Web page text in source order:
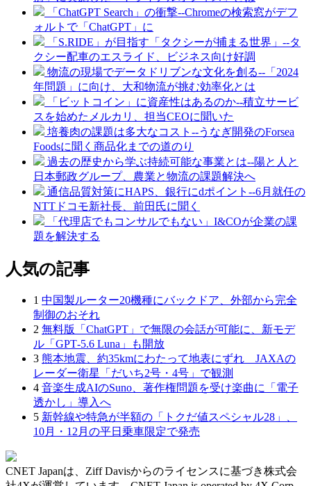
「ChatGPT Search」の衝撃--Chromeの検索窓がデフ
ォルトで「ChatGPT」に
「S.RIDE」が目指す「タクシーが捕まる世界」--タ
クシー配車のエスライド、ビジネス向け好調
物流の現場でデータドリブンな文化を創る--「2024
年問題」に向け、大和物流が挑む効率化とは
「ビットコイン」に資産性はあるのか--積立サービ
スを始めたメルカリ、担当CEOに聞いた
培養肉の課題は多大なコスト--うなぎ開発のForsea
Foodsに聞く商品化までの道のり
過去の歴史から学ぶ持続可能な事業とは--陽と人と
日本郵政グループ、農業と物流の課題解決へ
通信品質対策にHAPS、銀行にdポイント--6月就任の
NTTドコモ新社長、前田氏に聞く
「代理店でもコンサルでもない」I&COが企業の課
題を解決する
人気の記事
1 中国製ルーター20機種にバックドア、外部から完全
制御のおそれ
2 無料版「ChatGPT」で無限の会話が可能に、新モデ
ル「GPT‑5.6 Luna」も開放
3 熊本地震、約35kmにわたって地表にずれ JAXAの
レーダー衛星「だいち2号・4号」で観測
4 音楽生成AIのSuno、著作権問題を受け楽曲に「電子
透かし」導入へ
5 新幹線や特急が半額の「トクだ値スペシャル28」、
10月・12月の平日乗車限定で発売
CNET Japanは、Ziff Davisからのライセンスに基づき株式会